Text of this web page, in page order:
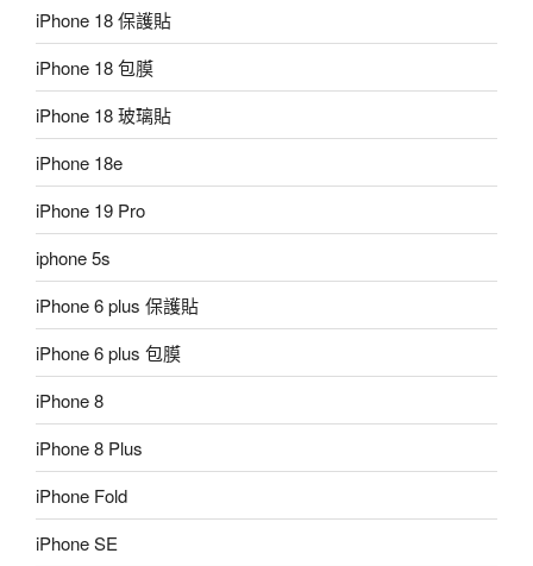
iPhone 18 保護貼
iPhone 18 包膜
iPhone 18 玻璃貼
iPhone 18e
iPhone 19 Pro
iphone 5s
iPhone 6 plus 保護貼
iPhone 6 plus 包膜
iPhone 8
iPhone 8 Plus
iPhone Fold
iPhone SE